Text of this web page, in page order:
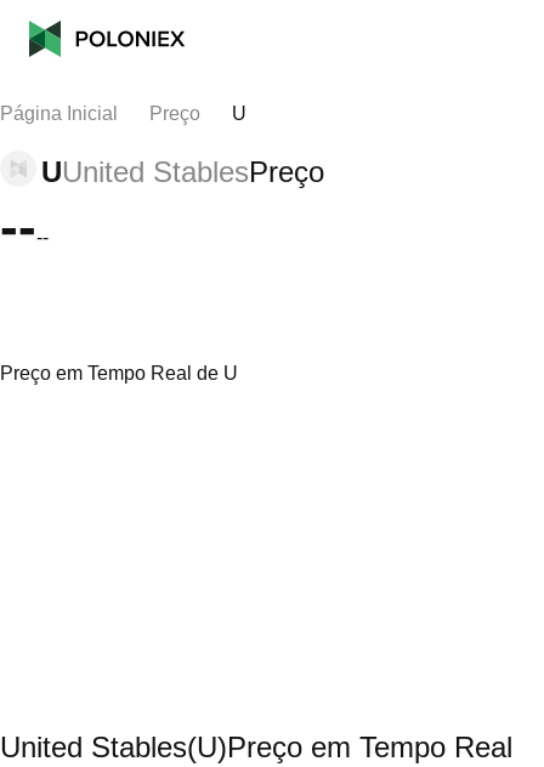
Página Inicial Preço U
UUnited StablesPreço
----
Preço em Tempo Real de U
United Stables(U)Preço em Tempo Real